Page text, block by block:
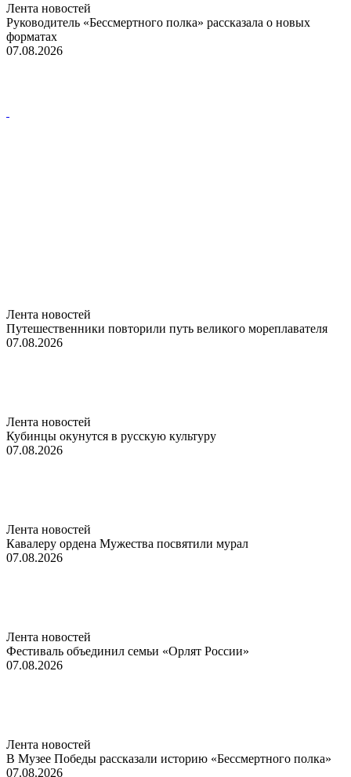
Лента новостей
Руководитель «Бессмертного полка» рассказала о новых
форматах
07.08.2026
Лента новостей
Путешественники повторили путь великого мореплавателя
07.08.2026
Лента новостей
Кубинцы окунутся в русскую культуру
07.08.2026
Лента новостей
Кавалеру ордена Мужества посвятили мурал
07.08.2026
Лента новостей
Фестиваль объединил семьи «Орлят России»
07.08.2026
Лента новостей
В Музее Победы рассказали историю «Бессмертного полка»
07.08.2026